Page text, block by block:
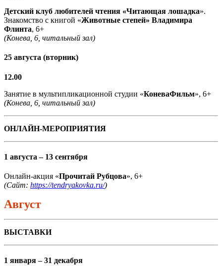
Детский клуб любителей чтения «Читающая лошадка».
Знакомство с книгой «Животные степей» Владимира
Флинта, 6+
(Конева, 6, читальный зал)
25 августа (вторник)
12.00
Занятие в мультипликационной студии «КоневаФильм», 6+
(Конева, 6, читальный зал)
ОНЛАЙН-МЕРОПРИЯТИЯ
1 августа – 13 сентября
Онлайн-акция «Прочитай Рубцова», 6+
(Сайт: https://tendryakovka.ru/)
Август
ВЫСТАВКИ
1 января – 31 декабря